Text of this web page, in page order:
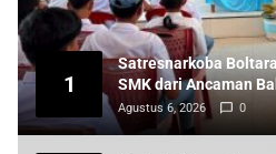
1
Satresnarkoba
SMK dari Ancaman
Agustus 6, 2026 0